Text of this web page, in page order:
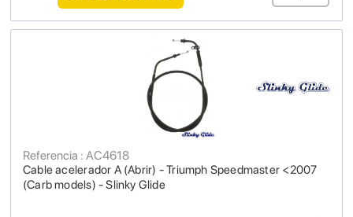
Cable acelerador A (Abrir) - Triumph Speedmaster <2007
(Carb models) - Slinky Glide
Referencia : AC4618